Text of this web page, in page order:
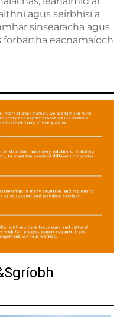
agus seirbhísí a
sinsearacha agus
eacnamaíoch